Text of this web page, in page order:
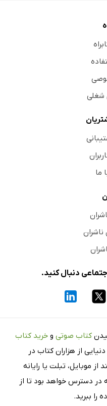
ما
ناشران
دنبال کنید.
کتاب صوتی و خرید کتاب
از هزاران کتاب در
موبایل، تبلت یا رایانه
در دسترس خواهد بود تا از
را ببرید.